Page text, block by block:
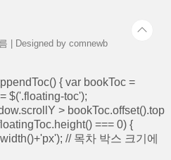
| Designed by comnewb
{ var bookToc =
$('.floating-toc');
> bookToc.offset().top
=== 0) {
// 목차 박스 크기에